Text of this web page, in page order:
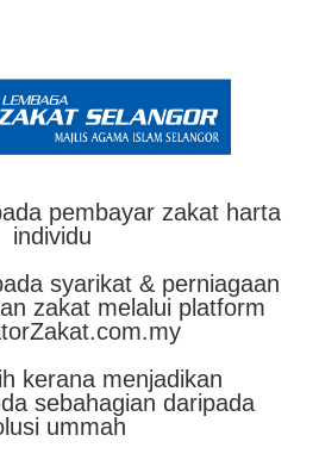
pembayar zakat harta
individu
syarikat & perniagaan
zakat melalui platform
kerana menjadikan
sebahagian daripada
ummah